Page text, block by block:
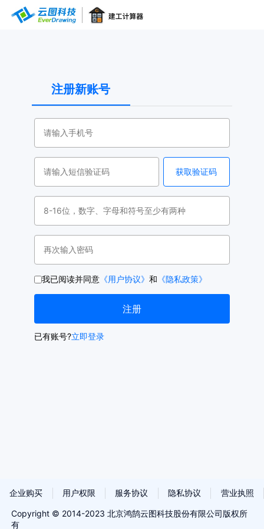
注册新账号
获取验证码
我已阅读并同意 《用户协议》和 《隐私政策》
已有账号?立即登录
企业购买 用户权限 服务协议 隐私协议 营业执照
联系我们
Copyright © 2014-2023 北京鸿鹄云图科技股份有限公司版权所
有